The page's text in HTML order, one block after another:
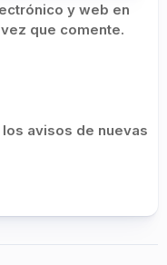
y web en
que comente.
avisos de nuevas